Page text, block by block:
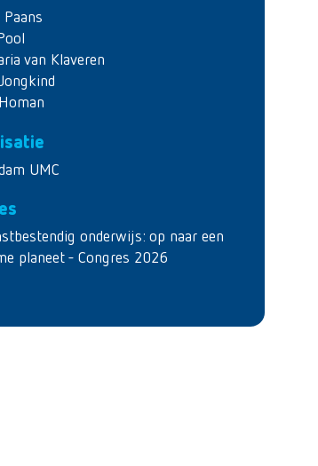
Paans
van Klaveren
UMC
onderwijs: op naar een
planeet - Congres 2026